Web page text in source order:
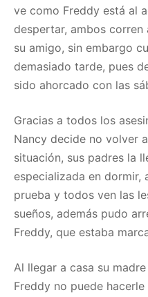
ve como Freddy está al
despertar, ambos corren
su amigo, sin embargo
demasiado tarde, pues
sido ahorcado con las
Gracias a todos los
Nancy decide no volver
situación, sus padres la
especializada en dormir,
prueba y todos ven las
sueños, además pudo
Freddy, que estaba
Al llegar a casa su
Freddy no puede